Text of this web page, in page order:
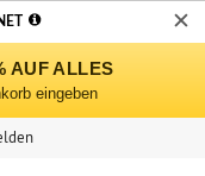
✕
AUF ALLES
eingeben